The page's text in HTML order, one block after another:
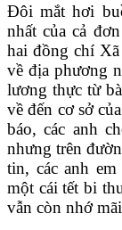
Đôi mắt hơi
nhất của cả
hai đồng chí
về địa phương
lương thực từ
về đến cơ sở
báo, các anh
nhưng trên
tin, các anh
một cái tết bi
vẫn còn nhớ